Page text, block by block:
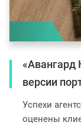
«Авангард
версии
Успехи
оценены